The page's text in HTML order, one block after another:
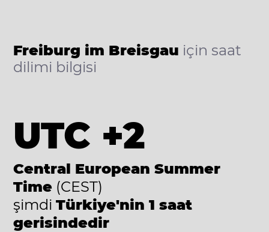
Freiburg im Breisgau için saat
dilimi bilgisi
UTC +2
Central European Summer
Time (CEST)
şimdi Türkiye'nin 1 saat
gerisindedir